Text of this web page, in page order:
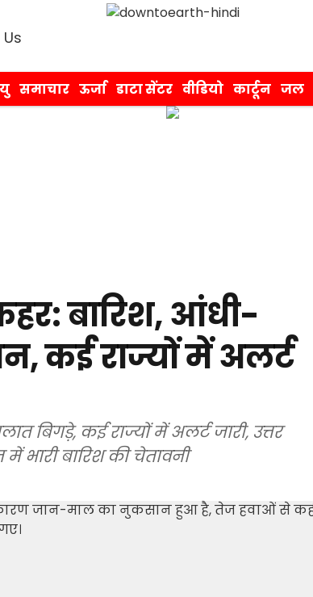
समाचार ऊर्जा डाटा सेंटर वीडियो कार्टून जल
बारिश, आंधी-
कई राज्यों में अलर्ट
बिगड़े, कई राज्यों में अलर्ट जारी, उत्तर
में भारी बारिश की चेतावनी